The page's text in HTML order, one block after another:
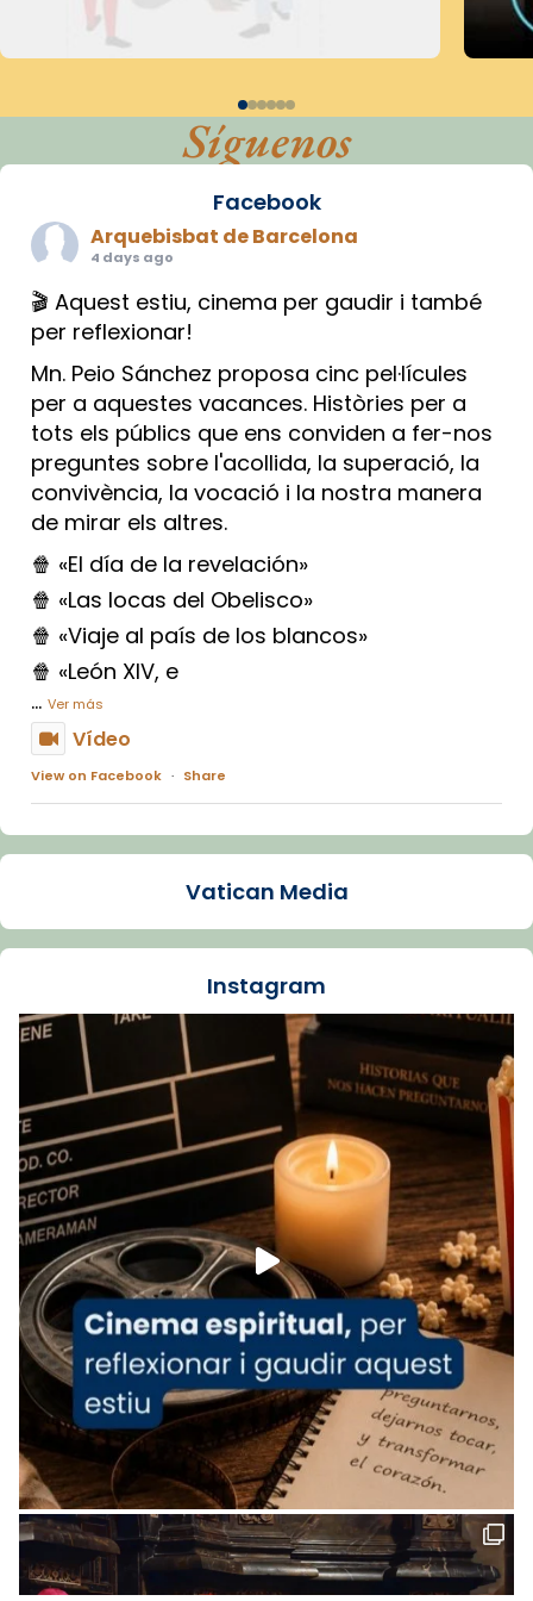
Síguenos
Facebook
Arquebisbat de Barcelona
4 days ago
🎬 Aquest estiu, cinema per gaudir i també
per reflexionar!
Mn. Peio Sánchez proposa cinc pel·lícules
per a aquestes vacances. Històries per a
tots els públics que ens conviden a fer-nos
preguntes sobre l'acollida, la superació, la
convivència, la vocació i la nostra manera
de mirar els altres.
🍿 «El día de la revelación»
🍿 «Las locas del Obelisco»
🍿 «Viaje al país de los blancos»
🍿 «León XIV, e
... Ver más
Vídeo
View on Facebook · Share
Arquebisbat de Barcelona
La Carmina va patir depressió. Fa gairebé
dos mesos, a l'Estadi Lluís Companys, la
Recupera l'entrevista comp
Vatican
tican News 👇
www.vaticannews.va/es/iglesia/news/2026-
07/carmina-historia-depresion-papa-viaje-
espana-testimoni...
Foto
View on Facebook · Share
Arquebisbat de Barcelona
2 weeks ago
«Avui les santes Juliana i Semproniana ens
ajuden a alçar la mirada»
Mons. Sergi Gordo, bisbe de Tortosa, ha
presidit aquest 27 de juliol la missa de Les
Santes de Mataró.
🔗tinyurl.com/cvu5jmbk
📸 J. Merino
Vatican Media
Instagram